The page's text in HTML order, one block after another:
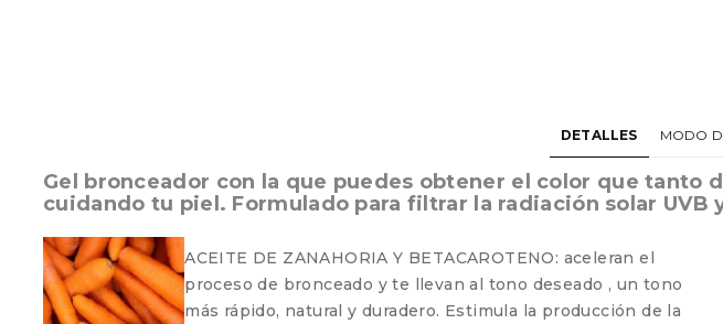
DETALLES MODO
Gel bronceador con la que puedes obtener el color que tanto
cuidando tu piel. Formulado para filtrar la radiación solar
ACEITE DE ZANAHORIA Y BETACAROTENO: aceleran el
proceso de bronceado y te llevan al tono deseado , un tono
más rápido, natural y duradero. Estimula la producción de la